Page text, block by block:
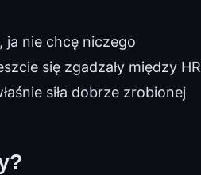
ja nie chcę niczego
się zgadzały między HR
siła dobrze zrobionej